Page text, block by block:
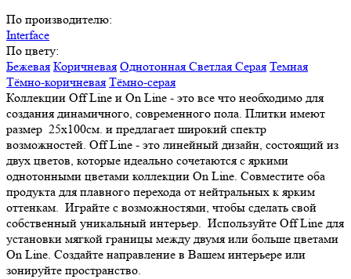
По производителю:
Interface
По цвету:
Бежевая Коричневая Однотонная Светлая Серая Темная
Тёмно-коричневая Тёмно-серая
Коллекции Off Line и On Line - это все что необходимо для
создания динамичного, современного пола. Плитки имеют
размер 25х100см. и предлагает широкий спектр
возможностей. Off Line - это линейный дизайн, состоящий из
двух цветов, которые идеально сочетаются с яркими
однотонными цветами коллекции On Line. Совместите оба
продукта для плавного перехода от нейтральных к ярким
оттенкам. Играйте с возможностями, чтобы сделать свой
собственный уникальный интерьер. Используйте Off Line для
установки мягкой границы между двумя или больше цветами
On Line. Создайте направление в Вашем интерьере или
зонируйте пространство.